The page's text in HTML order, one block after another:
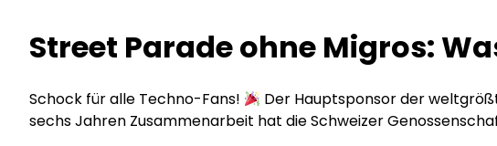
Street Parade ohne Migros:
Schock für alle Techno-Fans!
Der Hauptsponsor der
sechs Jahren Zusammenarbeit hat die Schweizer